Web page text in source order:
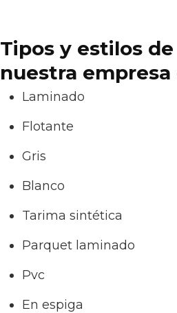
Tipos y estilos
nuestra
Laminado
Flotante
Gris
Blanco
Tarima sintética
Parquet laminado
Pvc
En espiga